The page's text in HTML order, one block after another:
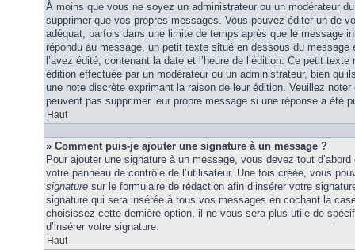
À moins que vous ne soyez un administrateur ou un modérateur
supprimer que vos propres messages. Vous pouvez éditer un de
adéquat, parfois dans une limite de temps après que le message
répondu au message, un petit texte situé en dessous du message
l’avez édité, contenant la date et l’heure de l’édition. Ce petit texte
édition effectuée par un modérateur ou un administrateur, bien
une note discrète exprimant la raison de leur édition. Veuillez
peuvent pas supprimer leur propre message si une réponse a été
Haut
» Comment puis-je ajouter une signature à un message ?
Pour ajouter une signature à un message, vous devez tout d’abord
votre panneau de contrôle de l’utilisateur. Une fois créée, vous
signature sur le formulaire de rédaction afin d’insérer votre
signature qui sera insérée à tous vos messages en cochant la
choisissez cette dernière option, il ne vous sera plus utile de
d’insérer votre signature.
Haut